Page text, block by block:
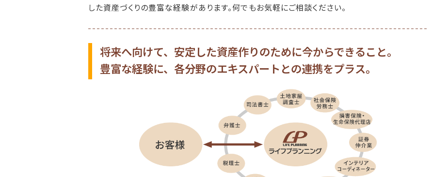
2019.6/27
「未来設計投資クラブ」第67回勉強会は2019年・7月6日（土）に開催しま
「未来設計投資クラブ」第66回勉強会は2019年・5月18日（土）に開催し
ます。今回も参加無料（駐車スペースあり・要予約）です。
2019.2/22
「未来設計投資クラブ」第65回勉強会は2019年・3月2日（土）に開催しま
す。今回も参加無料（駐車スペースあり・要予約）です。
「未来設計投資クラブ」第64回勉強会は2019年・1月19日（土）に開催し
ます。今回は午後2時からのスタートです。今回も参加無料（駐車スペース
あり・要予約）です。
2018.11/21
「未来設計投資クラブ」第63回勉強会は2018年・12月1日（土）に開催し
ます。今回も参加無料（駐車スペースあり・要予約）です。
した資産づくりの豊富な経験があります。何でもお気軽にご相談ください。
将来へ向けて、安定した資産作りのために今からできること。
豊富な経験に、各分野のエキスパートとの連携をプラス。